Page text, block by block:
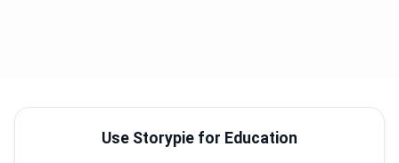
Use Storypie for Education